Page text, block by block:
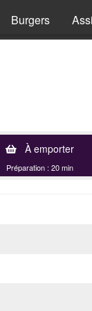
Burgers
À emporter
Préparation : 20 min